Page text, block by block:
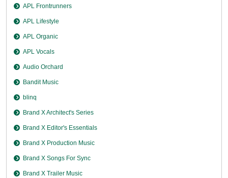
APL Frontrunners
APL Lifestyle
APL Organic
APL Vocals
Audio Orchard
Bandit Music
blinq
Brand X Architect's Series
Brand X Editor's Essentials
Brand X Production Music
Brand X Songs For Sync
Brand X Trailer Music